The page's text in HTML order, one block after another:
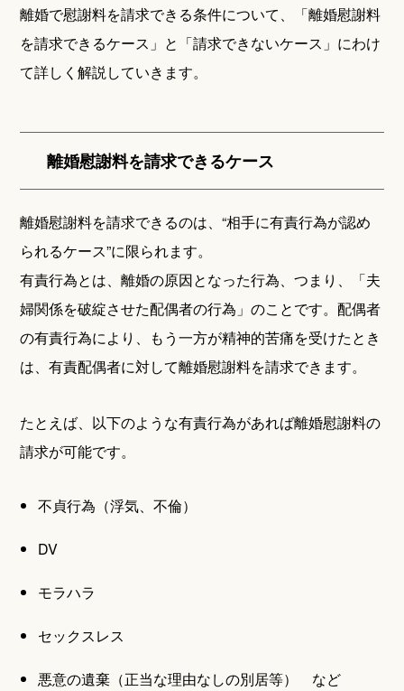
離婚で慰謝料を請求できる条件について、「離婚慰謝料
を請求できるケース」と「請求できないケース」にわけ
て詳しく解説していきます。
離婚慰謝料を請求できるケース
離婚慰謝料を請求できるのは、“相手に有責行為が認め
られるケース”に限られます。
有責行為とは、離婚の原因となった行為、つまり、「夫
婦関係を破綻させた配偶者の行為」のことです。配偶者
の有責行為により、もう一方が精神的苦痛を受けたとき
は、有責配偶者に対して離婚慰謝料を請求できます。
たとえば、以下のような有責行為があれば離婚慰謝料の
請求が可能です。
不貞行為（浮気、不倫）
DV
モラハラ
セックスレス
悪意の遺棄（正当な理由なしの別居等） など